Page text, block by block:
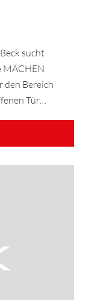
sucht
MACHEN
den Bereich
Tür…